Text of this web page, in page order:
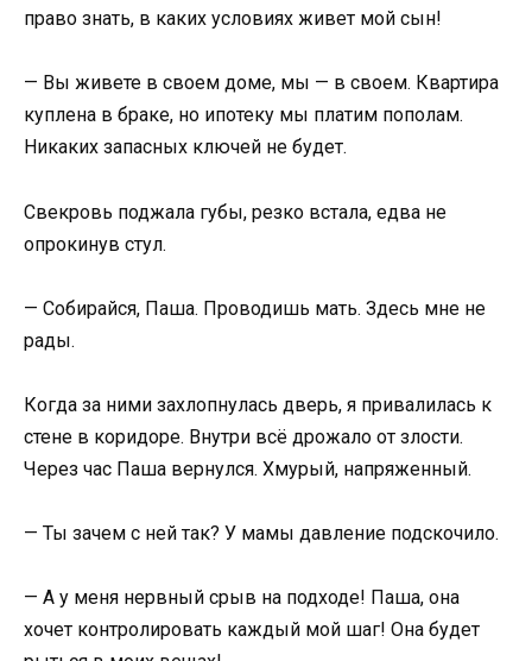
право знать, в каких условиях живет мой сын!
— Вы живете в своем доме, мы — в своем. Квартира
куплена в браке, но ипотеку мы платим пополам.
Никаких запасных ключей не будет.
Свекровь поджала губы, резко встала, едва не
опрокинув стул.
— Собирайся, Паша. Проводишь мать. Здесь мне не
рады.
Когда за ними захлопнулась дверь, я привалилась к
стене в коридоре. Внутри всё дрожало от злости.
Через час Паша вернулся. Хмурый, напряженный.
— Ты зачем с ней так? У мамы давление подскочило.
— А у меня нервный срыв на подходе! Паша, она
хочет контролировать каждый мой шаг! Она будет